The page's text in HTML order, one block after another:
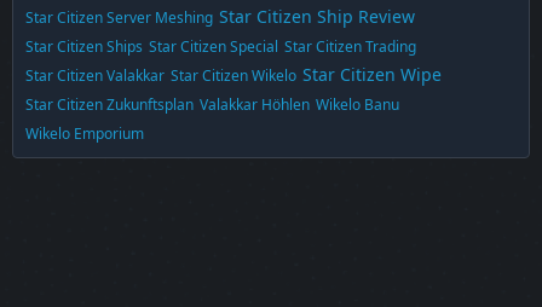
Star Citizen Server Meshing Star Citizen Ship Review
Star Citizen Ships Star Citizen Special Star Citizen Trading
Star Citizen Valakkar Star Citizen Wikelo Star Citizen Wipe
Star Citizen Zukunftsplan Valakkar Höhlen Wikelo Banu
Wikelo Emporium